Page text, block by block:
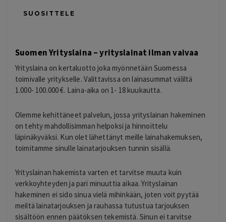
SUOSITTELE
Suomen Yrityslaina – yrityslainat ilman vaivaa
Yrityslaina on kertaluotto joka myönnetään Suomessa
toimivalle yritykselle. Valittavissa on lainasummat väliltä
1.000- 100.000 €. Laina-aika on 1- 18 kuukautta.
Olemme kehittäneet palvelun, jossa yrityslainan hakeminen
on tehty mahdollisimman helpoksi ja hinnoittelu
läpinäkyväksi. Kun olet lähettänyt meille lainahakemuksen,
toimitamme sinulle lainatarjouksen tunnin sisällä.
Yrityslainan hakemista varten et tarvitse muuta kuin
verkkoyhteyden ja pari minuuttia aikaa. Yrityslainan
hakeminen ei sido sinua vielä mihinkään, joten voit pyytää
meiltä lainatarjouksen ja rauhassa tutustua tarjouksen
sisältöön ennen päätöksen tekemistä. Sinun ei tarvitse